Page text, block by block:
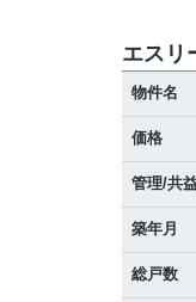
エスリ
物件名
価格
管理/共
築年月
総戸数